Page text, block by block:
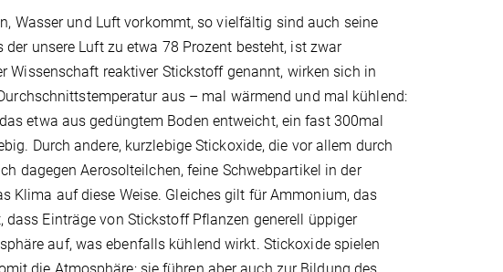
Wasser und Luft vorkommt, so vielfältig sind auch seine
unsere Luft zu etwa 78 Prozent besteht, ist zwar
Wissenschaft reaktiver Stickstoff genannt, wirken sich in
aus – mal wärmend und mal kühlend:
etwa aus gedüngtem Boden entweicht, ein fast 300mal
Durch andere, kurzlebige Stickoxide, die vor allem durch
dagegen Aerosolteilchen, feine Schwebpartikel in der
Klima auf diese Weise. Gleiches gilt für Ammonium, das
Einträge von Stickstoff Pflanzen generell üppiger
auf, was ebenfalls kühlend wirkt. Stickoxide spielen